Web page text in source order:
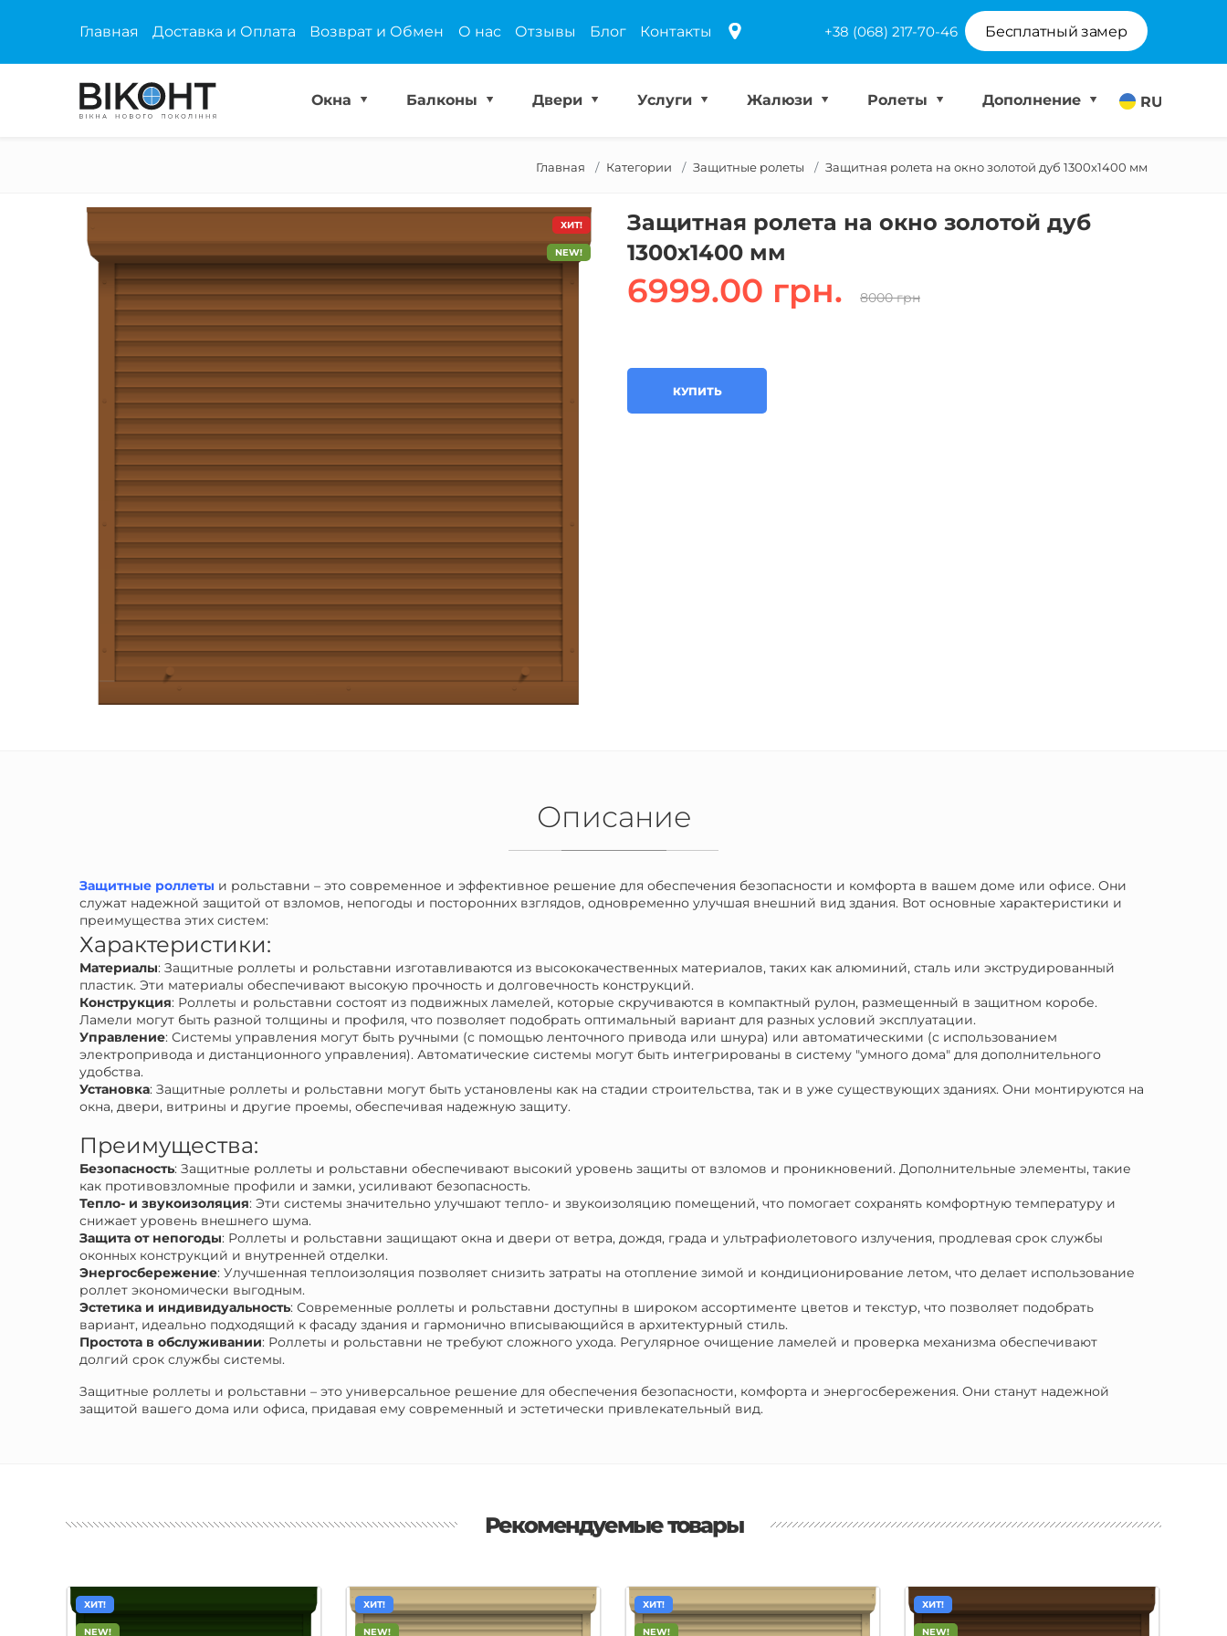
Главная Доставка и Оплата Возврат и Обмен О нас Отзывы Блог Контакты +38 (068) 217-70-46 Бесплатный замер
RU
Окна Балконы Двери Услуги Жалюзи Ролеты Дополнение
Главная Категории Защитные ролеты Защитная ролета на окно золотой дуб 1300х1400 мм
ХИТ!
NEW!
Защитная ролета на окно золотой дуб
1300х1400 мм
6999.00 грн. 8000 грн
КУПИТЬ
Описание
Защитные роллеты и рольставни – это современное и эффективное решение для обеспечения безопасности и комфорта в вашем доме или офисе. Они
служат надежной защитой от взломов, непогоды и посторонних взглядов, одновременно улучшая внешний вид здания. Вот основные характеристики и
преимущества этих систем:
Характеристики:
Материалы: Защитные роллеты и рольставни изготавливаются из высококачественных материалов, таких как алюминий, сталь или экструдированный
пластик. Эти материалы обеспечивают высокую прочность и долговечность конструкций.
Конструкция: Роллеты и рольставни состоят из подвижных ламелей, которые скручиваются в компактный рулон, размещенный в защитном коробе.
Ламели могут быть разной толщины и профиля, что позволяет подобрать оптимальный вариант для разных условий эксплуатации.
Управление: Системы управления могут быть ручными (с помощью ленточного привода или шнура) или автоматическими (с использованием
электропривода и дистанционного управления). Автоматические системы могут быть интегрированы в систему "умного дома" для дополнительного
удобства.
Установка: Защитные роллеты и рольставни могут быть установлены как на стадии строительства, так и в уже существующих зданиях. Они монтируются на
окна, двери, витрины и другие проемы, обеспечивая надежную защиту.
Преимущества:
Безопасность: Защитные роллеты и рольставни обеспечивают высокий уровень защиты от взломов и проникновений. Дополнительные элементы, такие
как противовзломные профили и замки, усиливают безопасность.
Тепло- и звукоизоляция: Эти системы значительно улучшают тепло- и звукоизоляцию помещений, что помогает сохранять комфортную температуру и
снижает уровень внешнего шума.
Защита от непогоды: Роллеты и рольставни защищают окна и двери от ветра, дождя, града и ультрафиолетового излучения, продлевая срок службы
оконных конструкций и внутренней отделки.
Энергосбережение: Улучшенная теплоизоляция позволяет снизить затраты на отопление зимой и кондиционирование летом, что делает использование
роллет экономически выгодным.
Эстетика и индивидуальность: Современные роллеты и рольставни доступны в широком ассортименте цветов и текстур, что позволяет подобрать
вариант, идеально подходящий к фасаду здания и гармонично вписывающийся в архитектурный стиль.
Простота в обслуживании: Роллеты и рольставни не требуют сложного ухода. Регулярное очищение ламелей и проверка механизма обеспечивают
долгий срок службы системы.
Защитные роллеты и рольставни – это универсальное решение для обеспечения безопасности, комфорта и энергосбережения. Они станут надежной
защитой вашего дома или офиса, придавая ему современный и эстетически привлекательный вид.
Рекомендуемые товары
ХИТ!
NEW!
ХИТ!
NEW!
ХИТ!
NEW!
ХИТ!
NEW!